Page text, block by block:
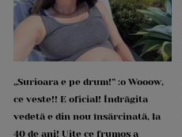
„Surioara e pe drum!” :o Wooow,
ce veste!! E oficial! Îndrăgita
vedetă e din nou însărcinată, la
40 de ani! Uite ce frumos a